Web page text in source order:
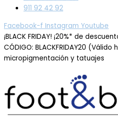
911 92 42 92
Facebook-f Instagram Youtube
¡BLACK FRIDAY! ¡20%* de
CÓDIGO: BLACKFRIDAY20
micropigmentación y tatuajes